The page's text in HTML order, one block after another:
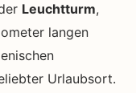
Leuchtturm,
langen
Urlaubsort.